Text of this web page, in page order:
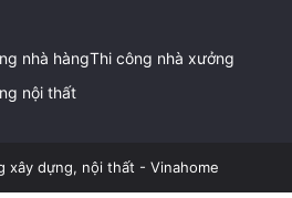
nhà hàngThi công nhà xưởng
nội thất
xây dựng, nội thất - Vinahome